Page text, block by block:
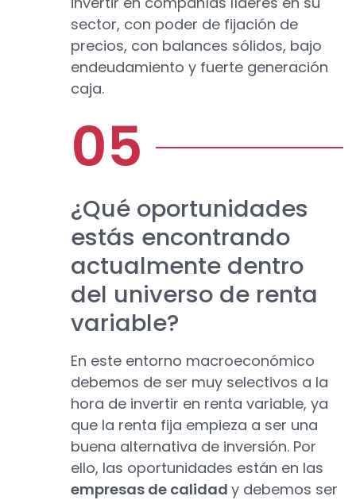
sector, con poder de fijación de
precios, con balances sólidos, bajo
endeudamiento y fuerte generación
caja.
¿Qué oportunidades
estás encontrando
actualmente dentro
del universo de renta
variable?
En este entorno macroeconómico
debemos de ser muy selectivos a la
hora de invertir en renta variable, ya
que la renta fija empieza a ser una
buena alternativa de inversión. Por
ello, las oportunidades están en las
empresas de calidad y debemos ser